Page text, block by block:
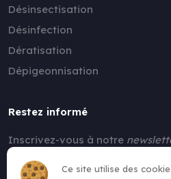
Ce site utilise des
Désinsectisation
Désinfection
Dératisation
Dépigeonnisation
Restez informé
Inscrivez-vous à notre
nouvelles !